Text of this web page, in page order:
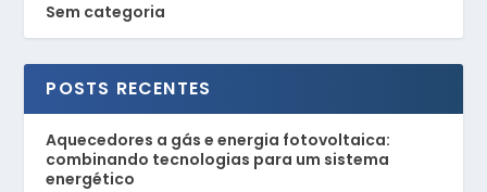
Sem categoria
POSTS RECENTES
Aquecedores a gás e energia fotovoltaica:
combinando tecnologias para um sistema
energético